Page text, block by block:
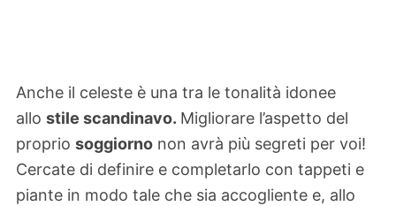
Anche il celeste è una tra le tonalità idonee
allo stile scandinavo. Migliorare l’aspetto del
proprio soggiorno non avrà più segreti per voi!
Cercate di definire e completarlo con tappeti e
piante in modo tale che sia accogliente e, allo